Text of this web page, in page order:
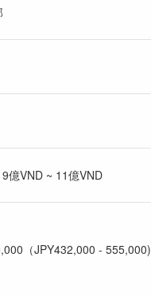
億VND ~ 11億VND
（JPY432,000 - 555,000)